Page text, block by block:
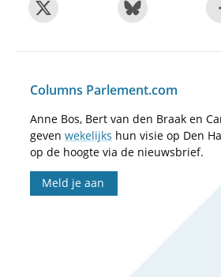
Columns Parlement.com
Anne Bos, Bert van den Braak en
geven wekelijks hun visie op Den
op de hoogte via de nieuwsbrief.
Meld je aan